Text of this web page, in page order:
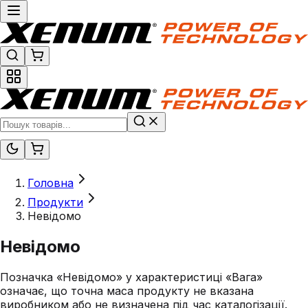
Головна
Продукти
Невідомо
Невідомо
Позначка «Невідомо» у характеристиці «Вага»
означає, що точна маса продукту не вказана
виробником або не визначена під час каталогізації.